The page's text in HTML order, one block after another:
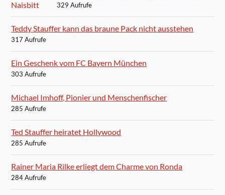
329 Aufrufe
Teddy Stauffer kann das braune Pack nicht ausstehen
317 Aufrufe
Ein Geschenk vom FC Bayern München
303 Aufrufe
Michael Imhoff, Pionier und Menschenfischer
285 Aufrufe
Ted Stauffer heiratet Hollywood
285 Aufrufe
Rainer Maria Rilke erliegt dem Charme von Ronda
284 Aufrufe